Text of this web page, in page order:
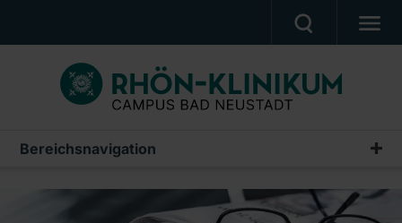
MEDIZIN & PFLEGE
PATIENTEN & BESUCHER
CAMPUS AKADEMIE
Bereichsnavigation
Pressemitteilungen
Archiv